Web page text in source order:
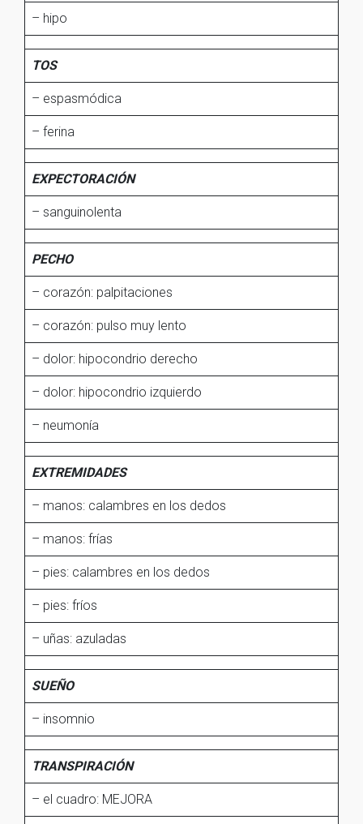
– hipo
TOS
– espasmódica
– ferina
EXPECTORACIÓN
– sanguinolenta
PECHO
– corazón: palpitaciones
– corazón: pulso muy lento
– dolor: hipocondrio derecho
– dolor: hipocondrio izquierdo
– neumonía
EXTREMIDADES
– manos: calambres en los dedos
– manos: frías
– pies: calambres en los dedos
– pies: fríos
– uñas: azuladas
SUEÑO
– insomnio
TRANSPIRACIÓN
– el cuadro: MEJORA